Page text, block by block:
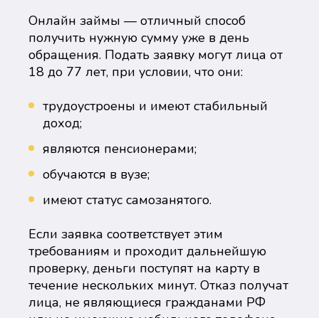
Онлайн займы — отличный способ
получить нужную сумму уже в день
обращения. Подать заявку могут лица от
18 до 77 лет, при условии, что они:
трудоустроены и имеют стабильный
доход;
являются пенсионерами;
обучаются в вузе;
имеют статус самозанятого.
Если заявка соответствует этим
требованиям и проходит дальнейшую
проверку, деньги поступят на карту в
течение нескольких минут. Отказ получат
лица, не являющиеся гражданами РФ